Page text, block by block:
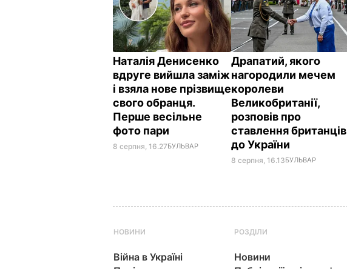
Наталія Денисенко
вдруге вийшла заміж
і взяла нове прізвище
свого обранця.
Перше весільне
фото пари
8 серпня, 16.27БУЛЬВАР
Драпатий, якого
нагородили мечем
королеви
Великобританії,
розповів про
ставлення британців
до України
8 серпня, 16.13БУЛЬВАР
НОВИНИ
Війна в Україні
РОЗДІЛИ
Новини